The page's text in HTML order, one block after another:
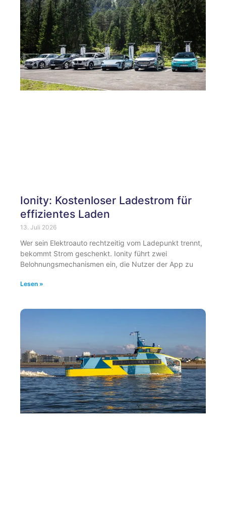
Ionity: Kostenloser Ladestrom für
effizientes Laden
13. Juli 2026
Wer sein Elektroauto rechtzeitig vom Ladepunkt trennt,
bekommt Strom geschenkt. Ionity führt zwei
Belohnungsmechanismen ein, die Nutzer der App zu
Lesen »